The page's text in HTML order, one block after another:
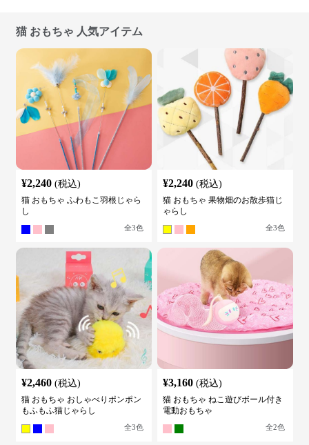
猫 おもちゃ 人気アイテム
¥2,240 (税込)
猫 おもちゃ ふわもこ羽根じゃら
し
全3色
¥2,240 (税込)
猫 おもちゃ 果物畑のお散歩猫じ
ゃらし
全3色
¥2,460 (税込)
猫 おもちゃ おしゃべりポンポン
もふもふ猫じゃらし
全3色
¥3,160 (税込)
猫 おもちゃ ねこ遊びボール付き
電動おもちゃ
全2色